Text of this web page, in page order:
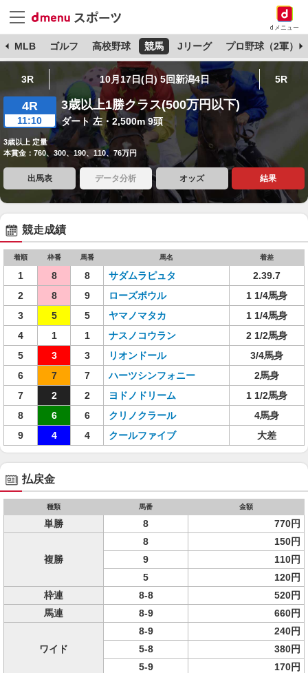
dメニュー
MLB ゴルフ 高校野球 競馬 Jリーグ プロ野球（2軍）
3R 10月17日(日) 5回新潟4日 5R
4R
11:10
3歳以上1勝クラス(500万円以下)
ダート 左・2,500m 9頭
3歳以上 定量
本賞金：760、300、190、110、76万円
出馬表 データ分析 オッズ 結果
競走成績
着順 枠番 馬番 馬名 着差
1 8 8 サダムラピュタ
2.39.7
2
8 9 ローズボウル
1 1/4馬身
3
5 5 ヤマノマタカ
1 1/4馬身
4
1 1 ナスノコウラン
2 1/2馬身
5
3 3 リオンドール
3/4馬身
6
7 7 ハーツシンフォニー
2馬身
7
2 2 ヨドノドリーム
1 1/2馬身
8
6 6 クリノクラール
4馬身
9
4 4 クールファイブ 大差
払戻金
種類 馬番 金額
単勝 8 770円
複勝
8
150円
9
110円
5
120円
枠連
8-8
520円
馬連
8-9 660円
ワイド
8-9
240円
5-8
380円
5-9
170円